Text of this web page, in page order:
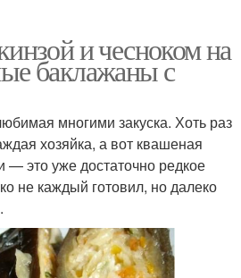
и чесноком на
баклажаны с
многими закуска. Хоть раз
хозяйка, а вот квашеная
— это уже достаточно редкое
не каждый готовил, но далеко